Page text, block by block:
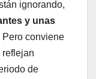
ignorando,
y unas
Pero conviene
reflejan
de